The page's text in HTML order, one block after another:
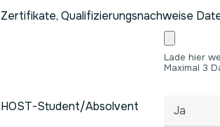
Zertifikate, Qualifizierungsnachweise
Lade hier
Maximal 3
HOST-Student/Absolvent